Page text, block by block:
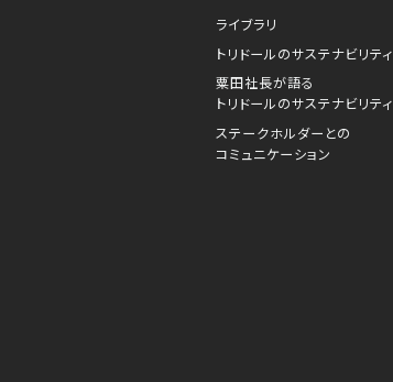
ライブラリ
トリドールのサステナビリティ
粟田社長が語る
トリドールのサステナビリティ
ステークホルダーとの
コミュニケーション